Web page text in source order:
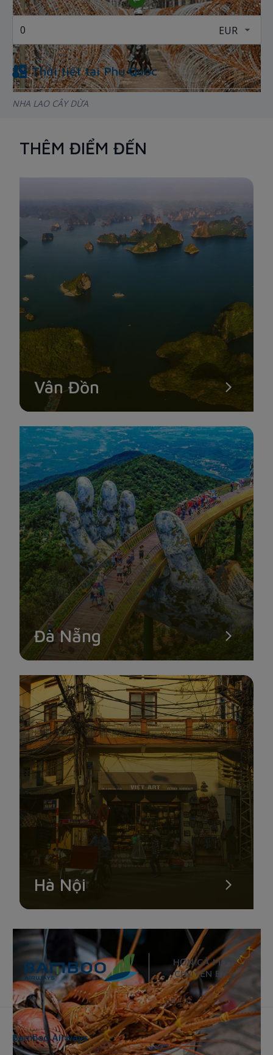
NHA LAO CÂY DỪA
những ai yêu thích lịch sử. Trong chiến tranh Việt Nam, tù binh
chiến tranh tại Trại giam tù binh Phú Quốc đã phải chịu những
nhà trưng bày hiện vật xây hai tầng và khu trưng bày ngoài
NHÀ THÙNG NƯỚC MẮM
Du lịch Phú Quốc, bạn không thể không đến tham quan 1 nhà
thùng nước mắm, nơi người dân địa phương vẫn thường dùng
để ủ những thùng chứa cá cơm loại hảo hạng để làm mắm.
Nước mắm Phú Quốc từ lâu đã nổi tiếng cả trong và ngoài
nước không chỉ nhờ độ đạm cao, có màu, mùi, vị thơm ngon
đặc trưng mà còn bởi truyền thống làm nước mắm lâu đời
của người dân nơi đây.
Ngày nay, hầu như trong mâm cơm gia đình Việt đều có chén
nước mắm tỏi ớt, chấm rau, nêm gia vị thịt,... Ở Phú Quốc, có
3 nhà thùng nước mắm nổi tiếng đó là Nước mắm Thịnh
Phát; Nước mắm Khải Hoàn; Nước mắm Phụng Hưng và
nhiều nhà thùng truyền thống khác.
TRẠI CHÓ PHÚ QUỐC
Nếu bạn quan tâm và yêu thích chó thì trại chó Phú Quốc là
điểm dừng chân không thể bỏ lỡ. Trại chó Phú Quốc nằm ở xã
Cửa Dương, cách thị trấn Dương Đông chỉ 10 phút đi xe. Tại
đây, du khách sẽ được tham quan khuôn viên rộng chia làm
các khu: hoang dã, chuồng giống, sinh sản, huấn luyện, biểu
diễn leo vượt rào, trường đua, nhà nấu ăn, khu điều dưỡng, trị
bệnh và khu nghĩa trang cho chó.
Chó Phú Quốc là loài chó bản địa duy nhất tại đảo Phú Quốc,
nổi tiếng thông minh, dễ dạy và trung thành với chủ nhân.
Điều này khiến cho loài chó đã hiếm lại càng quý, và mang giá
trị cao.
Thời tiết tạiPhu Quoc
THÊM ĐIỂM ĐẾN
Vân Đồn
Đà Nẵng
Hà Nội
HƠN CẢ MỘT
CHUYẾN BAY
Bamboo Airways